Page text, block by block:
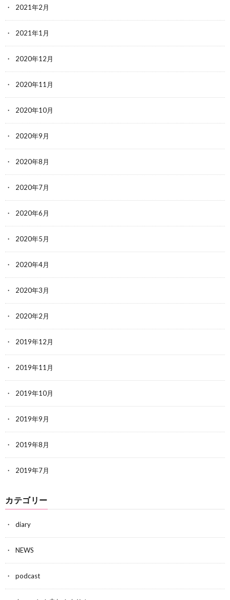
2021年2月
2021年1月
2020年12月
2020年11月
2020年10月
2020年9月
2020年8月
2020年7月
2020年6月
2020年5月
2020年4月
2020年3月
2020年2月
2019年12月
2019年11月
2019年10月
2019年9月
2019年8月
2019年7月
カテゴリー
diary
NEWS
podcast